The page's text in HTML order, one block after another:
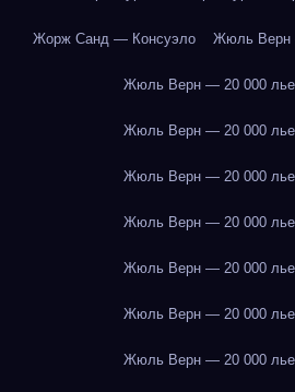
Жорж Санд — Консуэло Жюль Верн
Жюль Верн — 20 000 лье
Жюль Верн — 20 000 лье
Жюль Верн — 20 000 лье
Жюль Верн — 20 000 лье
Жюль Верн — 20 000 лье
Жюль Верн — 20 000 лье
Жюль Верн — 20 000 лье